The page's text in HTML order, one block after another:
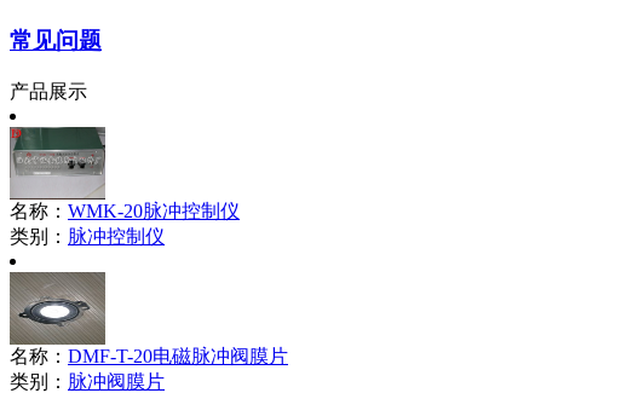
常见问题
产品展示
名称： WMK-20脉冲控制仪
类别： 脉冲控制仪
名称： DMF-T-20电磁脉冲阀膜片
类别： 脉冲阀膜片